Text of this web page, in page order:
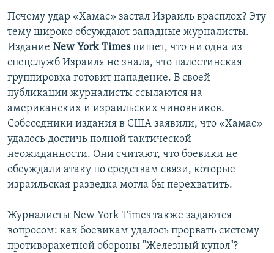
Почему удар «Хамас» застал Израиль врасплох? Эту
тему широко обсуждают западные журналисты.
Издание New York Timesпишет, что ни одна из
спецслужб Израиля не знала, что палестинская
группировка готовит нападение. В своей
публикации журналисты ссылаются на
американских и израильских чиновников.
Собеседники издания в США заявили, что «Хамас»
удалось достичь полной тактической
неожиданности. Они считают, что боевики не
обсуждали атаку по средствам связи, которые
израильская разведка могла бы перехватить.
Журналисты New York Times также задаются
вопросом: как боевикам удалось прорвать систему
противоракетной обороны "Железный купол"?